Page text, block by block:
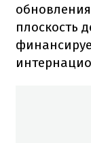
плоскость